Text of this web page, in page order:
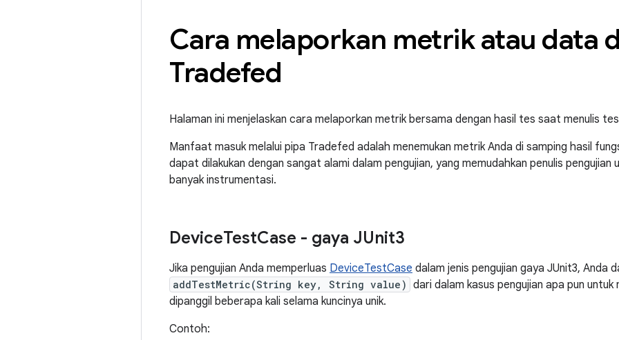
Cara melaporkan metrik atau data
Tradefed
Halaman ini menjelaskan cara melaporkan metrik bersama dengan hasil tes saat menulis
Manfaat masuk melalui pipa Tradefed adalah menemukan metrik Anda di samping hasil
dapat dilakukan dengan sangat alami dalam pengujian, yang memudahkan penulis pengujian
banyak instrumentasi.
DeviceTestCase - gaya JUnit3
Jika pengujian Anda memperluas DeviceTestCase dalam jenis pengujian gaya JUnit3, Anda
addTestMetric(String key, String value) dari dalam kasus pengujian apa pun
dipanggil beberapa kali selama kuncinya unik.
Contoh: